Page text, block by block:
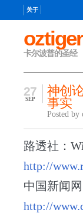
卡尔波普的圣经
关于
神创
事实
27
SEP
Posted by
路透社：
http://
中国新闻
http://